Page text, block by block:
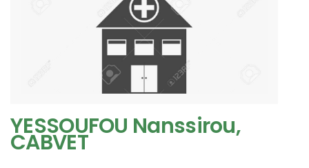
YESSOUFOU Nanssirou,
CABVET